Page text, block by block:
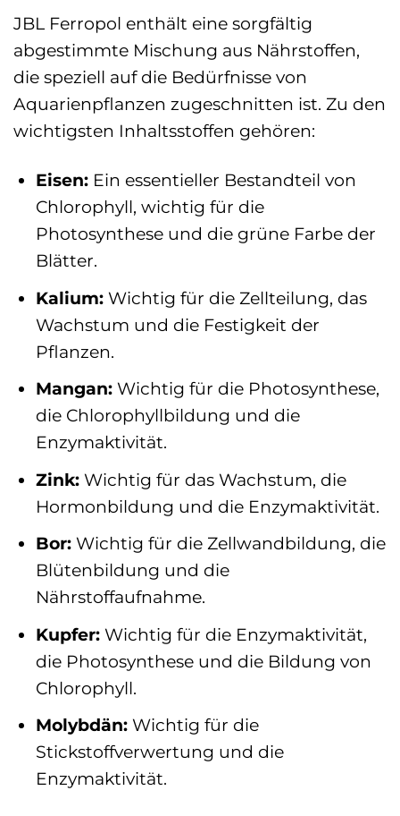
JBL Ferropol enthält eine sorgfältig
abgestimmte Mischung aus Nährstoffen,
die speziell auf die Bedürfnisse von
Aquarienpflanzen zugeschnitten ist. Zu den
wichtigsten Inhaltsstoffen gehören:
Eisen:Ein essentieller Bestandteil von
Chlorophyll, wichtig für die
Photosynthese und die grüne Farbe der
Blätter.
Kalium:Wichtig für die Zellteilung, das
Wachstum und die Festigkeit der
Pflanzen.
Mangan:Wichtig für die Photosynthese,
die Chlorophyllbildung und die
Enzymaktivität.
Zink:Wichtig für das Wachstum, die
Hormonbildung und die Enzymaktivität.
Bor:Wichtig für die Zellwandbildung, die
Blütenbildung und die
Nährstoffaufnahme.
Kupfer:Wichtig für die Enzymaktivität,
die Photosynthese und die Bildung von
Chlorophyll.
Molybdän:Wichtig für die
Stickstoffverwertung und die
Enzymaktivität.